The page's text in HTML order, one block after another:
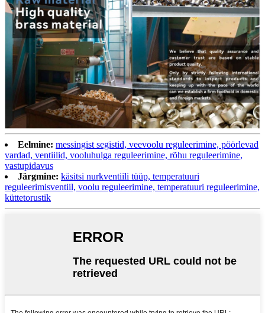
Eelmine: messingist segistid, veevoolu reguleerimine, pöörlevad
vardad, ventiilid, vooluhulga reguleerimine, rõhu reguleerimine,
vastupidavus
Järgmine: käsitsi nurkventiili tüüp, temperatuuri
reguleerimisventiil, voolu reguleerimine, temperatuuri reguleerimine,
küttetorustik